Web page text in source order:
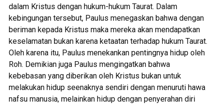
dalam Kristus dengan hukum-hukum Taurat. Dalam
kebingungan tersebut, Paulus menegaskan bahwa dengan
beriman kepada Kristus maka mereka akan mendapatkan
keselamatan bukan karena ketaatan terhadap hukum Taurat.
Oleh karena itu, Paulus menekankan pentingnya hidup oleh
Roh. Demikian juga Paulus mengingatkan bahwa
kebebasan yang diberikan oleh Kristus bukan untuk
melakukan hidup seenaknya sendiri dengan menuruti hawa
nafsu manusia, melainkan hidup dengan penyerahan diri